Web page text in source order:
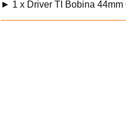
► 1 x Driver TI Bobina 44mm